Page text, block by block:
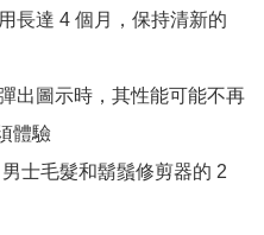
長達 ​​4 個月，保持清新的
出圖示時，其性能可能不再
體驗
士毛髮和鬍鬚修剪器的 2